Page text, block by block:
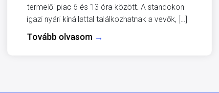
termelői piac 6 és 13 óra között. A standokon
igazi nyári kínállattal találkozhatnak a vevők, […]
Tovább olvasom →